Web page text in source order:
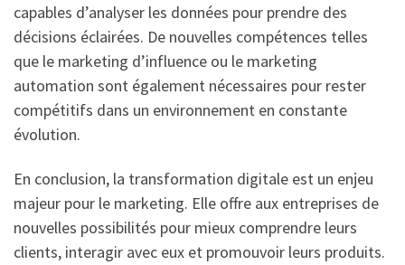
capables d’analyser les données pour prendre des
décisions éclairées. De nouvelles compétences telles
que le marketing d’influence ou le marketing
automation sont également nécessaires pour rester
compétitifs dans un environnement en constante
évolution.
En conclusion, la transformation digitale est un enjeu
majeur pour le marketing. Elle offre aux entreprises de
nouvelles possibilités pour mieux comprendre leurs
clients, interagir avec eux et promouvoir leurs produits.